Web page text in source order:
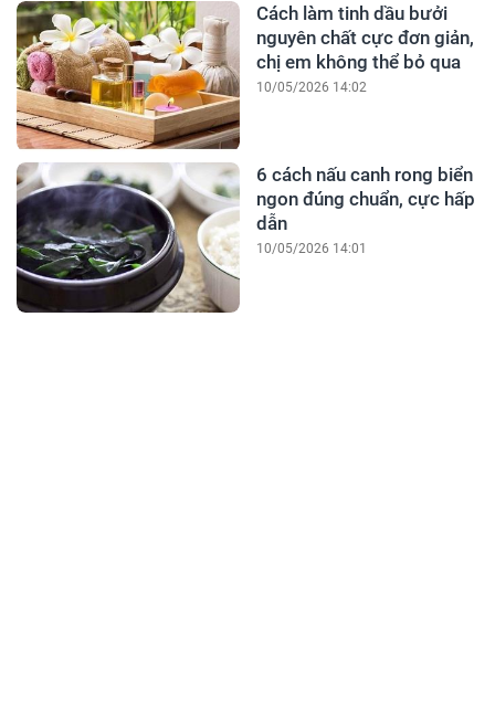
Cách làm tinh dầu bưởi
nguyên chất cực đơn giản,
chị em không thể bỏ qua
10/05/2026 14:02
6 cách nấu canh rong biển
ngon đúng chuẩn, cực hấp
dẫn
10/05/2026 14:01